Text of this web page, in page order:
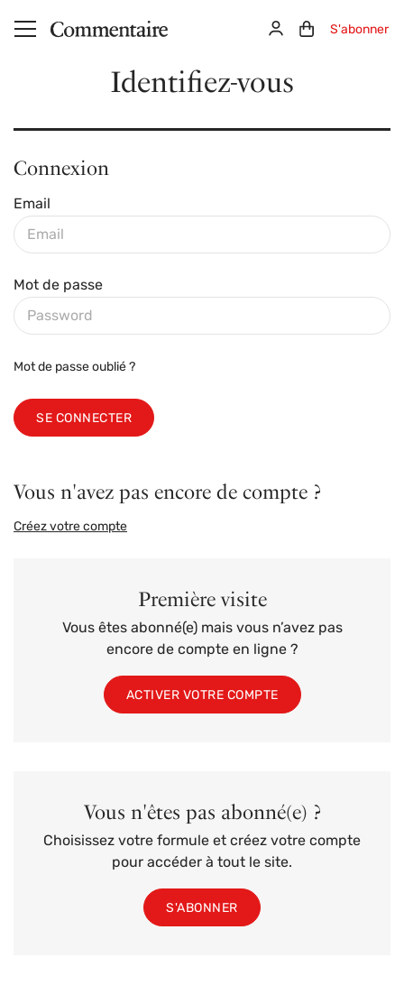
Aller au contenu principal ConnexionPanier (0)
S'abonner
Identifiez-vous
Connexion
Email
Mot de passe
Mot de passe oublié ?
SE CONNECTER
Vous n'avez pas encore de compte ?
Créez votre compte
Première visite
Vous êtes abonné(e) mais vous n’avez pas
encore de compte en ligne ?
ACTIVER VOTRE COMPTE
Vous n'êtes pas abonné(e) ?
Choisissez votre formule et créez votre compte
pour accéder à tout le site.
S'ABONNER